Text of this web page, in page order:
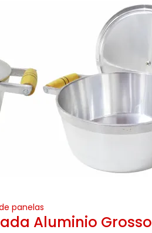
panelas
Aluminio Grosso